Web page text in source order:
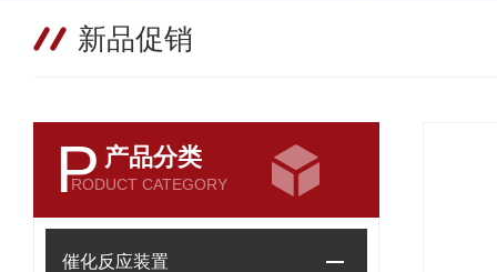
新品促销
P 产品分类
RODUCT CATEGORY
催化反应装置